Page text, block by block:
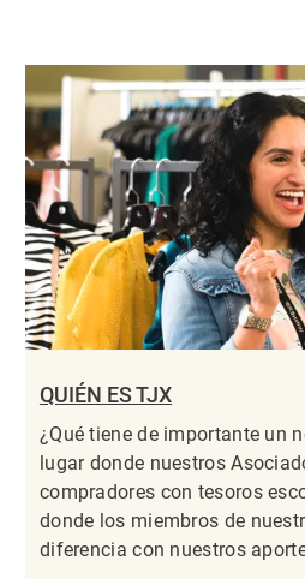
QUIÉN ES TJX
¿Qué tiene de importante un
lugar donde nuestros
compradores con tesoros
donde los miembros de
diferencia con nuestros